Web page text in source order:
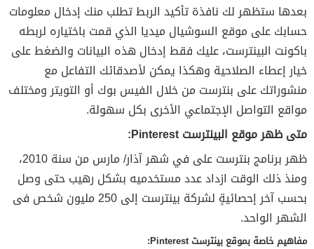
بعدها ستظهر لك نافذة تأكيد الربط تطلب منك إدخال معلومات
حسابك على موقع السوشيال ميديا الذي قمت باختياره لربطه
باكونت البينترست، عليك فقط إدخال هذه البيانات والضغط على
خيار إعطاء الصلاحية وهكذا يمكن لأصدقائك التفاعل مع
منشوراتك على بنترست من خلال الفيس بوك أو التويتر ومختلف
مواقع التواصل الإجتماعي الأخرى بكل سهولة.
متى ظهر موقع البينترست Pinterest:
ظهر برنامج بنترست على في شهر آذار/ مارس من سنة 2010،
ومنذ ذلك الوقت ازداد عدد مستخدميه بشكل رهيب حتى وصل
بحسب آخر إحصائيةٍ لشركة بينترست إلى 250 مليون شخص فى
الشهر الواحد.
مفاهيم خاصة بموقع بينترست Pinterest: